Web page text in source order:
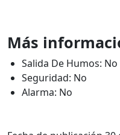
Más
Salida De Humos: No
Seguridad: No
Alarma: No